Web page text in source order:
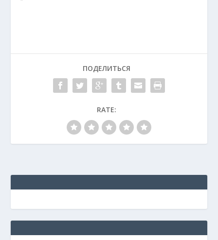
ПОДЕЛИТЬСЯ
RATE: